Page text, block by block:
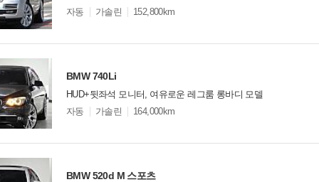
모
션
자동 가솔린 152,800km
BMW 740Li
HUD+뒷좌석 모니터, 여유로운 레그룸 롱바디 모델
모
션
자동 가솔린 164,000km
BMW 520d M 스포츠